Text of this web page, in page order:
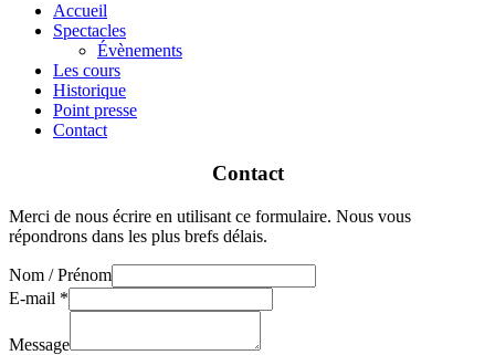
Accueil
Spectacles
Évènements
Les cours
Historique
Point presse
Contact
Contact
Merci de nous écrire en utilisant ce formulaire. Nous vous
répondrons dans les plus brefs délais.
Nom / Prénom
E-mail *
Message